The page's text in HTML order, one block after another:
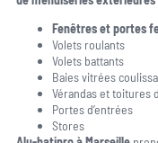
Fenêtres et portes
Volets roulants
Volets battants
Baies vitrées
Vérandas et toitures
Portes d’entrées
Stores